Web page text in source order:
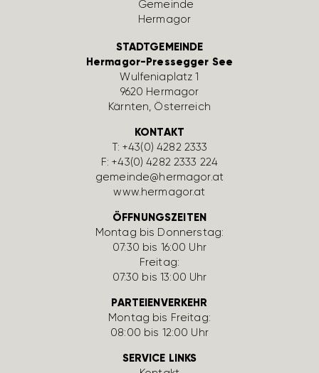
STADTGEMEINDE
Hermagor-Pressegger See
Wulfe­nia­platz 1
9620 Hermagor
Kärnten, Öster­reich
KONTAKT
T:+43(0) 4282 2333
F: +43(0) 4282 2333 224
gemeinde@hermagor.at
www.hermagor.at
ÖFFNUNGSZEITEN
Montag bis Donnerstag:
07:30 bis 16:00 Uhr
Freitag:
07:30 bis 13:00 Uhr
PARTEIENVERKEHR
Montag bis Freitag:
08:00 bis 12:00 Uhr
SERVICE LINKS